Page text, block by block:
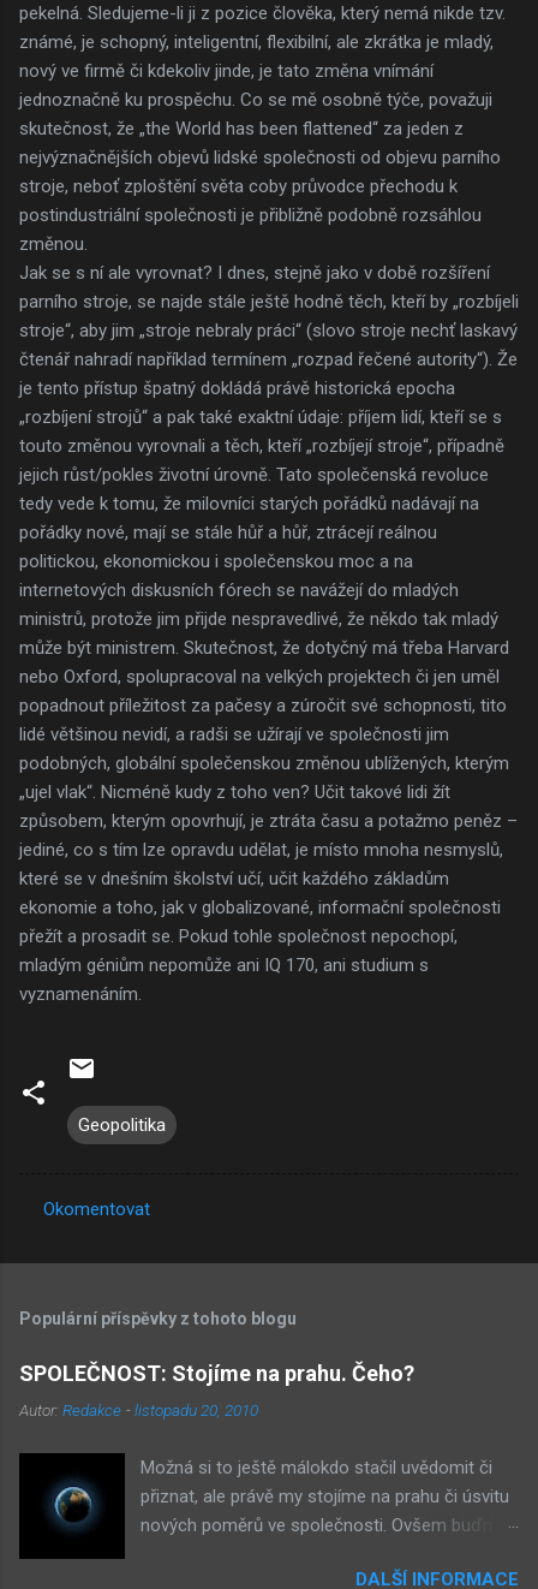
pekelná. Sledujeme-li ji z pozice člověka, který nemá nikde tzv.
známé, je schopný, inteligentní, flexibilní, ale zkrátka je mladý,
nový ve firmě či kdekoliv jinde, je tato změna vnímání
jednoznačně ku prospěchu. Co se mě osobně týče, považuji
skutečnost, že „the World has been flattened“ za jeden z
nejvýznačnějších objevů lidské společnosti od objevu parního
stroje, neboť zploštění světa coby průvodce přechodu k
postindustriální společnosti je přibližně podobně rozsáhlou
změnou.
Jak se s ní ale vyrovnat? I dnes, stejně jako v době rozšíření
parního stroje, se najde stále ještě hodně těch, kteří by „rozbíjeli
stroje“, aby jim „stroje nebraly práci“ (slovo stroje nechť laskavý
čtenář nahradí například termínem „rozpad řečené autority“). Že
je tento přístup špatný dokládá právě historická epocha
„rozbíjení strojů“ a pak také exaktní údaje: příjem lidí, kteří se s
touto změnou vyrovnali a těch, kteří „rozbíjejí stroje“, případně
jejich růst/pokles životní úrovně. Tato společenská revoluce
tedy vede k tomu, že milovníci starých pořádků nadávají na
pořádky nové, mají se stále hůř a hůř, ztrácejí reálnou
politickou, ekonomickou i společenskou moc a na
internetových diskusních fórech se navážejí do mladých
ministrů, protože jim přijde nespravedlivé, že někdo tak mladý
může být ministrem. Skutečnost, že dotyčný má třeba Harvard
nebo Oxford, spolupracoval na velkých projektech či jen uměl
popadnout příležitost za pačesy a zúročit své schopnosti, tito
lidé většinou nevidí, a radši se užírají ve společnosti jim
podobných, globální společenskou změnou ublížených, kterým
„ujel vlak“. Nicméně kudy z toho ven? Učit takové lidi žít
způsobem, kterým opovrhují, je ztráta času a potažmo peněz –
jediné, co s tím lze opravdu udělat, je místo mnoha nesmyslů,
které se v dnešním školství učí, učit každého základům
ekonomie a toho, jak v globalizované, informační společnosti
přežít a prosadit se. Pokud tohle společnost nepochopí,
mladým géniům nepomůže ani IQ 170, ani studium s
vyznamenáním.
Geopolitika
o
e
n
e
Okomentovat
Populární příspěvky z tohoto blogu
SPOLEČNOST: Stojíme na prahu. Čeho?
Autor: Redakce -listopadu 20, 2010
Možná si to ještě málokdo stačil uvědomit či
přiznat, ale právě my stojíme na prahu či úsvitu
nových poměrů ve společnosti. Ovšem buďme
Novými poměry ve společnosti myslím
DALŠÍ INFORMACE